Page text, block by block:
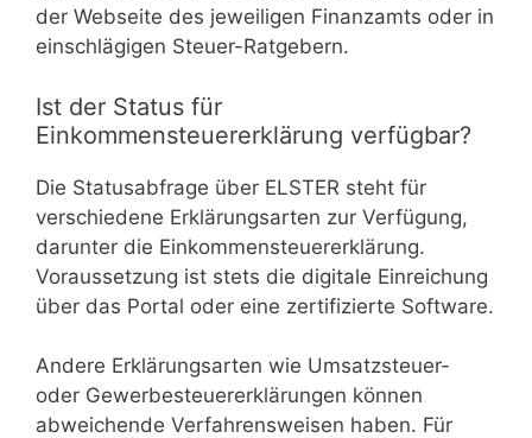
der Webseite des jeweiligen Finanzamts oder in
einschlägigen Steuer-Ratgebern.
Ist der Status für
Einkommensteuererklärung verfügbar?
Die Statusabfrage über ELSTER steht für
verschiedene Erklärungsarten zur Verfügung,
darunter die Einkommensteuererklärung.
Voraussetzung ist stets die digitale Einreichung
über das Portal oder eine zertifizierte Software.
Andere Erklärungsarten wie Umsatzsteuer-
oder Gewerbesteuererklärungen können
abweichende Verfahrensweisen haben. Für